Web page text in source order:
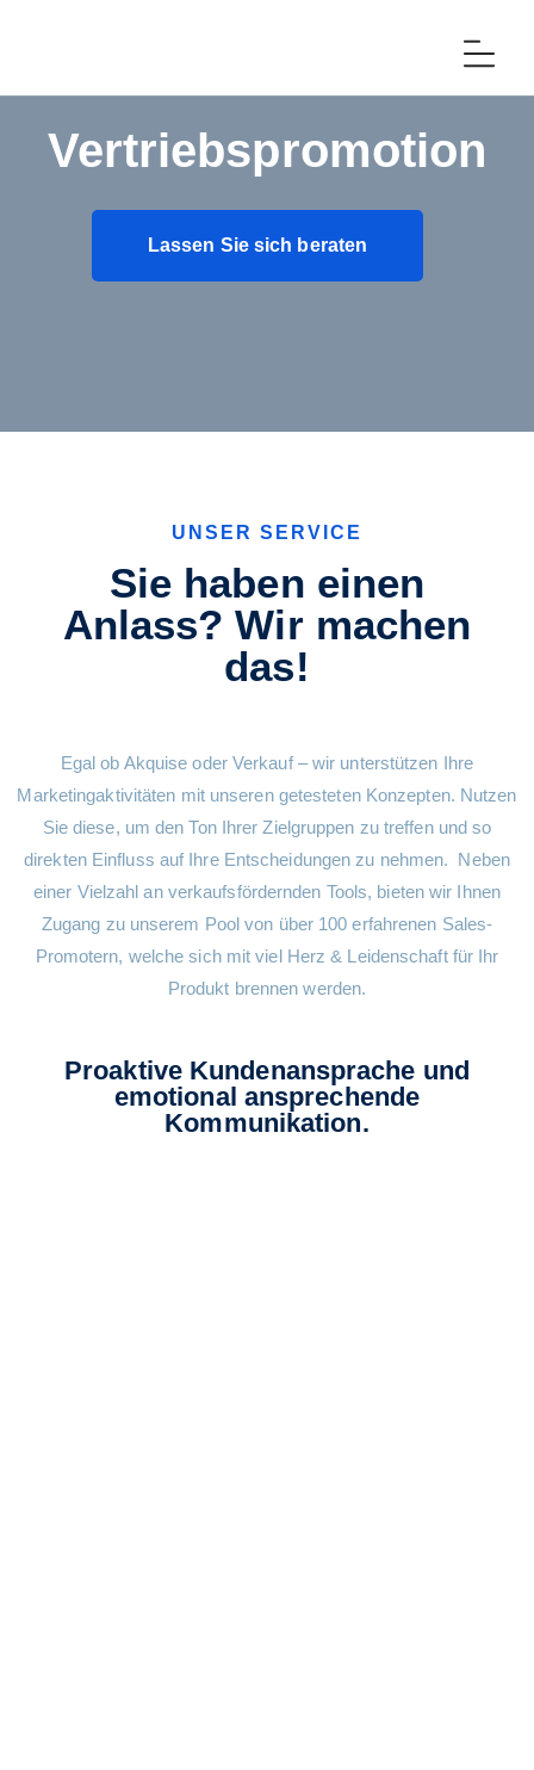
Vertriebspromotion
Lassen Sie sich beraten
UNSER SERVICE
Sie haben einen
Anlass? Wir machen
das!
Egal ob Akquise oder Verkauf – wir unterstützen Ihre
Marketingaktivitäten mit unseren getesteten Konzepten. Nutzen
Sie diese, um den Ton Ihrer Zielgruppen zu treffen und so
direkten Einfluss auf Ihre Entscheidungen zu nehmen. Neben
einer Vielzahl an verkaufsfördernden Tools, bieten wir Ihnen
Zugang zu unserem Pool von über 100 erfahrenen Sales-
Promotern, welche sich mit viel Herz & Leidenschaft für Ihr
Produkt brennen werden.
Proaktive Kundenansprache und
emotional ansprechende
Kommunikation.